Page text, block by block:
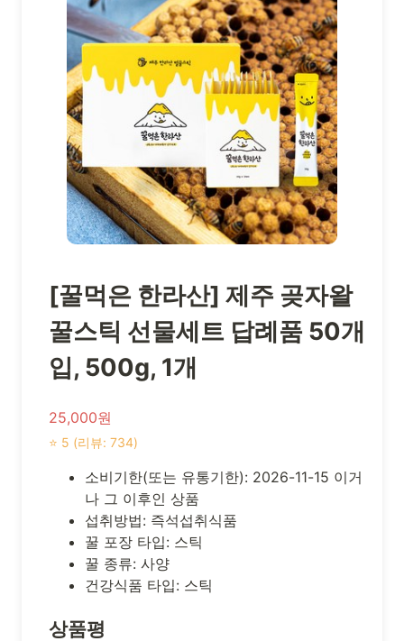
[꿀먹은 한라산] 제주 곶자왈
꿀스틱 선물세트 답례품 50개
입, 500g, 1개
25,000원
⭐ 5 (리뷰: 734)
소비기한(또는 유통기한): 2026-11-15 이거
나 그 이후인 상품
섭취방법: 즉석섭취식품
꿀 포장 타입: 스틱
꿀 종류: 사양
건강식품 타입: 스틱
상품평